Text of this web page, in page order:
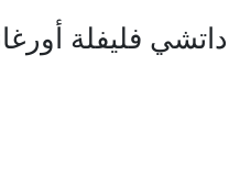
فليفلة